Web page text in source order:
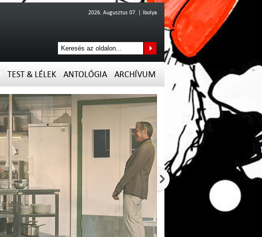
2026. Augusztus 07. | Ibolya
TEST & LÉLEK ANTOLÓGIA ARCHÍVUM